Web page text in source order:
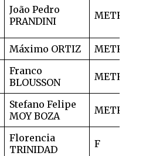
João Pedro
PRANDINI
METRO
Máximo ORTIZ METRO
Franco
BLOUSSON
METRO
Stefano Felipe
MOY BOZA
METRO
Florencia
TRINIDAD
F